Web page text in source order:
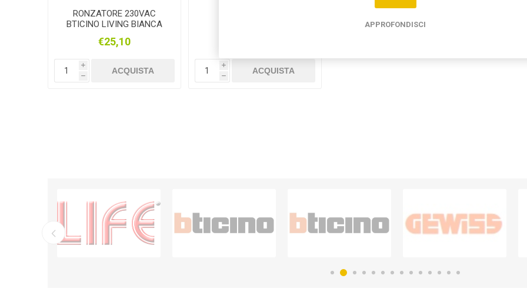
RONZATORE 230VAC
BTICINO LIVING BIANCA
€25,10
i
h
ACQUISTA
i
h
ACQUISTA
APPROFONDISCI